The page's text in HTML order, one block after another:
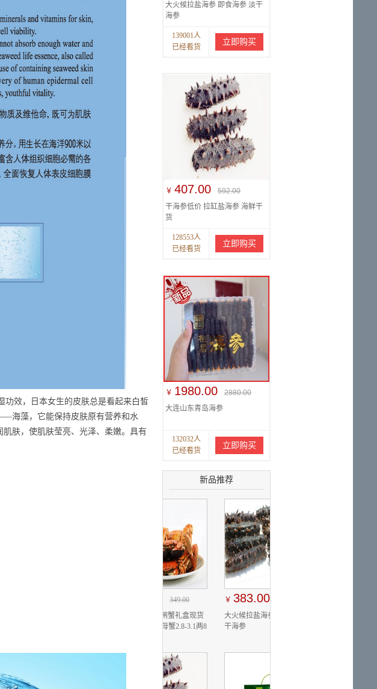
大火候拉盐海参 即食海参 淡干
海参
139001人
已经看货
立即购买
￥ 407.00
592.00
干海参低价 拉缸盐海参 海鲜干
货
128553人
已经看货
立即购买
￥ 1980.00
2880.00
大连山东青岛海参
132032人
已经看货
立即购买
新品推荐
￥383.00
557.00
大火候拉盐海参 即食海参 淡
干海参
效，日本女生的皮肤总是看起来白皙
海藻，它能保持皮肤原有营养和水
肤，使肌肤莹亮、光泽、柔嫩。具有